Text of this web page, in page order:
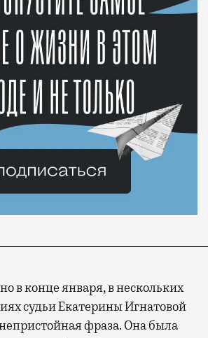
в конце января, в нескольких
судьи Екатерины Игнатовой
фраза. Она была